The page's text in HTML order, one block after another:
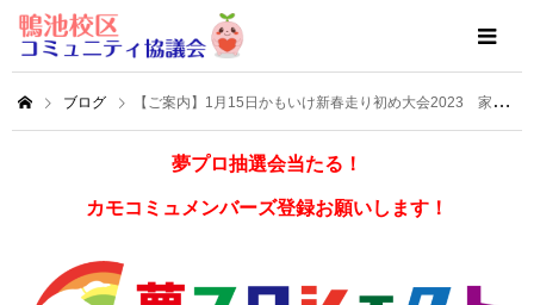
ブログ 【ご案内】1月15日かもいけ新春走り初め大会2023 家族一緒に駆け抜けましょう！
夢プロ抽選会当たる！
カモコミュメンバーズ登録お願いします！